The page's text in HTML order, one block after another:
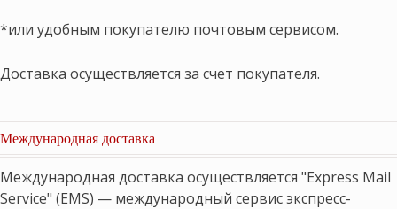
*или удобным покупателю почтовым сервисом.
Доставка осуществляется за счет покупателя.
Международная доставка
Международная доставка осуществляется "Express Mail
Service" (EMS) — международный сервис экспресс-